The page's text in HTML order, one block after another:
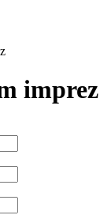
imprez